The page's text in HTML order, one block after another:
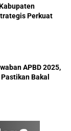
Perkuat
APBD 2025,
Bakal